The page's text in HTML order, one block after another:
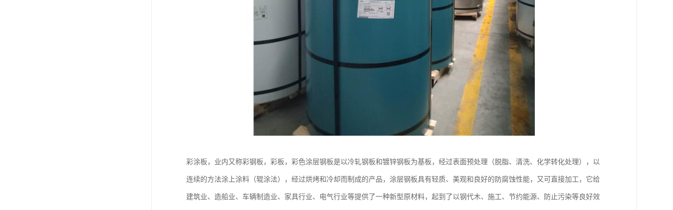
彩涂板，业内又称彩钢板，彩板，彩色涂层钢板是以冷轧钢板和镀锌钢板为基板，经过表面预处理（脱脂、清洗、化学转化处理），以
连续的方法涂上涂料（辊涂法），经过烘烤和冷却而制成的产品，涂层钢板具有轻质、美观和良好的防腐蚀性能，又可直接加工，它给
建筑业、造船业、车辆制造业、家具行业、电气行业等提供了一种新型原材料，起到了以钢代木、施工、节约能源、防止污染等良好效